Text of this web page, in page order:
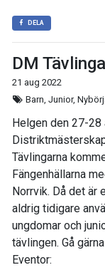
DELA
DM
21 aug 2022
Barn, Junior,
Helgen den 27-28
Tävlingarna
Fängenhällarna
Norrvik. Då det är
aldrig tidigare
ungdomar och
tävlingen. Gå
Eventor: